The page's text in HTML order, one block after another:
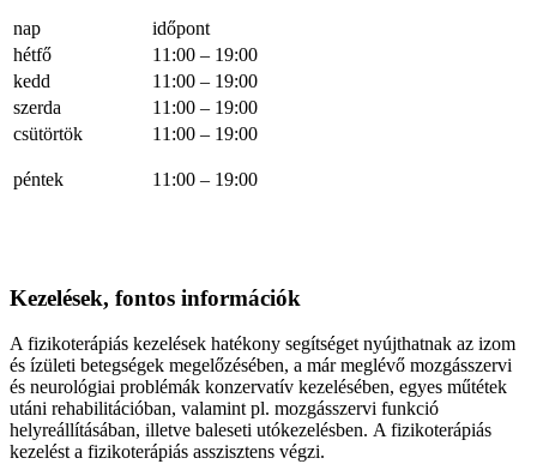
nap
időpont
hétfő
11:00 – 19:00
kedd
11:00 – 19:00
szerda
11:00 – 19:00
csütörtök
11:00 – 19:00
péntek 11:00 – 19:00
Kezelések, fontos információk
A fizikoterápiás kezelések hatékony segítséget nyújthatnak az izom
és ízületi betegségek megelőzésében, a már meglévő mozgásszervi
és neurológiai problémák konzervatív kezelésében, egyes műtétek
utáni rehabilitációban, valamint pl. mozgásszervi funkció
helyreállításában, illetve baleseti utókezelésben. A fizikoterápiás
kezelést a fizikoterápiás asszisztens végzi.